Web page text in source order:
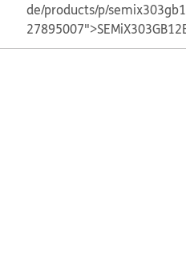
de/products/p/